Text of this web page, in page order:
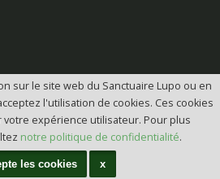
Design web par
Sanctuaire Lupo(CITQ: 628175)
sur le site web du Sanctuaire Lupo ou en
l'utilisation de cookies. Ces cookies
votre expérience utilisateur. Pour plus
notre politique de confidentialité.
les cookies x